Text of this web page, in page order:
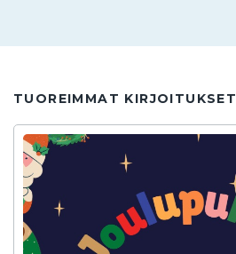
TUOREIMMAT KIRJOITUKSET